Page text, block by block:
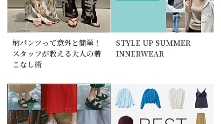
柄パンツって意外と簡単！
スタッフが教える大人の着
こなし術
STYLE UP SUMMER
INNERWEAR